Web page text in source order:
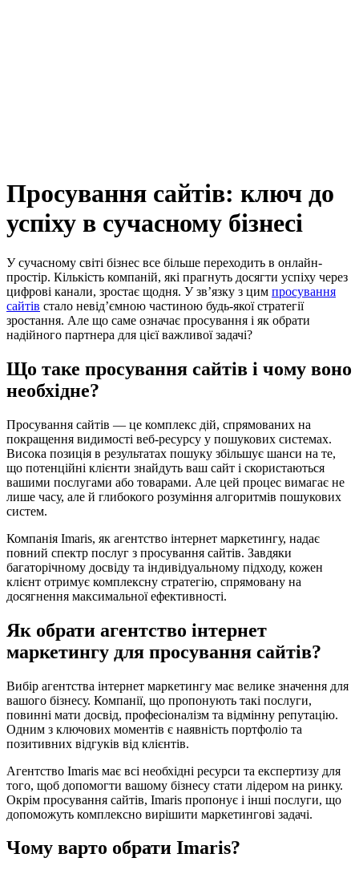
Просування сайтів: ключ до
успіху в сучасному бізнесі
У сучасному світі бізнес все більше переходить в онлайн-
простір. Кількість компаній, які прагнуть досягти успіху через
цифрові канали, зростає щодня. У зв’язку з цим просування
сайтів стало невід’ємною частиною будь-якої стратегії
зростання. Але що саме означає просування і як обрати
надійного партнера для цієї важливої задачі?
Що таке просування сайтів і чому воно
необхідне?
Просування сайтів — це комплекс дій, спрямованих на
покращення видимості веб-ресурсу у пошукових системах.
Висока позиція в результатах пошуку збільшує шанси на те,
що потенційні клієнти знайдуть ваш сайт і скористаються
вашими послугами або товарами. Але цей процес вимагає не
лише часу, але й глибокого розуміння алгоритмів пошукових
систем.
Компанія Imaris, як агентство інтернет маркетингу, надає
повний спектр послуг з просування сайтів. Завдяки
багаторічному досвіду та індивідуальному підходу, кожен
клієнт отримує комплексну стратегію, спрямовану на
досягнення максимальної ефективності.
Як обрати агентство інтернет
маркетингу для просування сайтів?
Вибір агентства інтернет маркетингу має велике значення для
вашого бізнесу. Компанії, що пропонують такі послуги,
повинні мати досвід, професіоналізм та відмінну репутацію.
Одним з ключових моментів є наявність портфоліо та
позитивних відгуків від клієнтів.
Агентство Imaris має всі необхідні ресурси та експертизу для
того, щоб допомогти вашому бізнесу стати лідером на ринку.
Окрім просування сайтів, Imaris пропонує і інші послуги, що
допоможуть комплексно вирішити маркетингові задачі.
Чому варто обрати Imaris?